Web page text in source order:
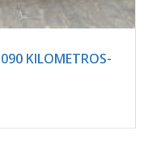
KILOMETROS-